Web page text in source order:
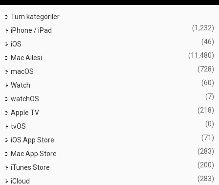
Tüm kategoriler
iPhone / iPad
(1,232)
iOS (46)
Mac Ailesi (11,480)
macOS (728)
Watch (60)
watchOS (7)
Apple TV (218)
tvOS (0)
iOS App Store (71)
Mac App Store (283)
iTunes Store (200)
iCloud (283)